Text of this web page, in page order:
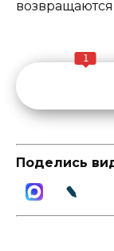
возвращаются
1
Поделись